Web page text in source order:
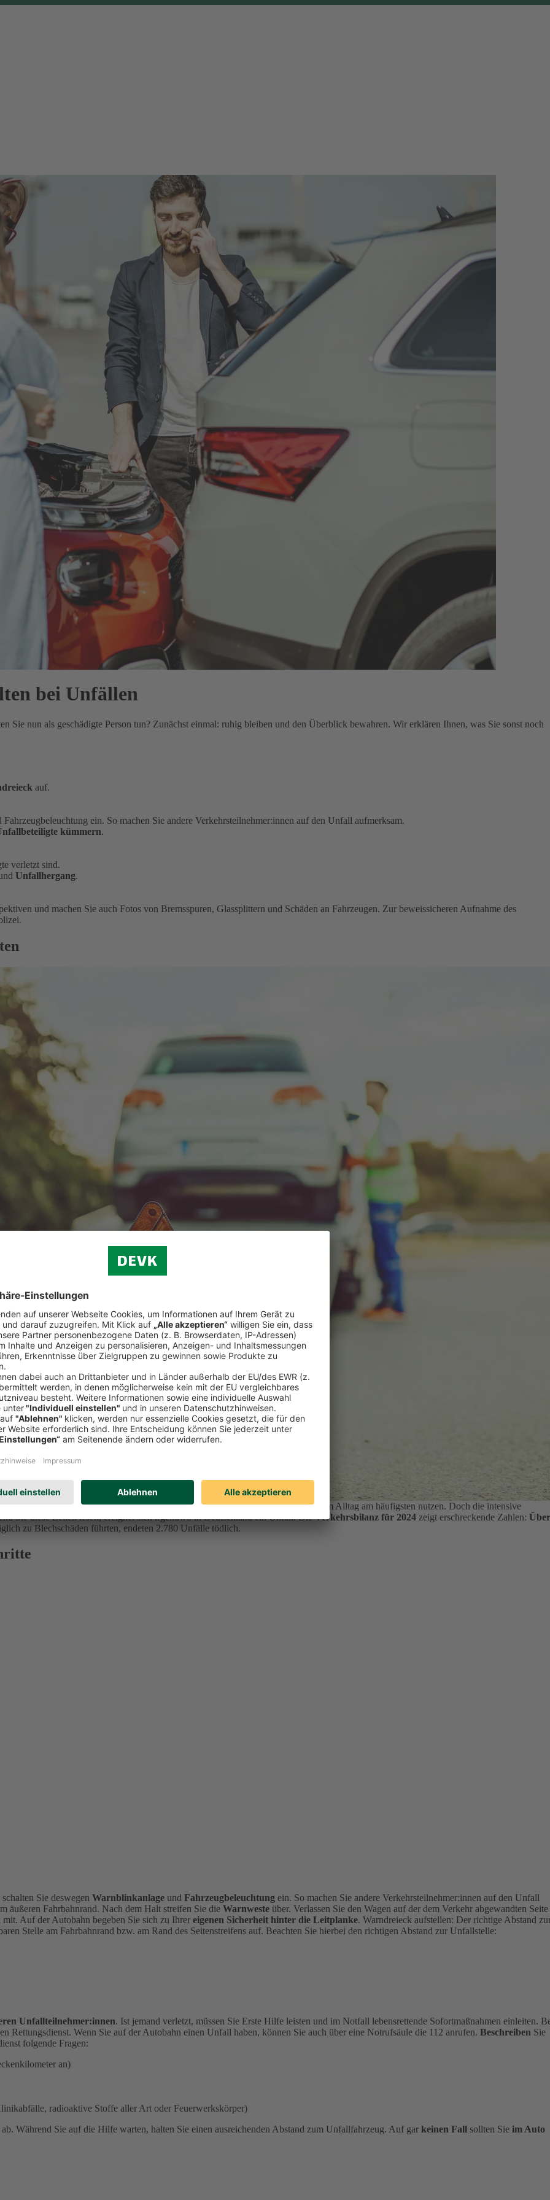
bei Unfällen
Sie nun als geschädigte Person tun? Zunächst einmal: ruhig bleiben und den Überblick bewahren. Wir erklären Ihnen, was Sie sonst noch
auf.
ein. So machen Sie andere Verkehrsteilnehmer:innen auf den Unfall aufmerksam.
kümmern.
verletzt sind.
Unfallhergang.
und machen Sie auch Fotos von Bremsspuren, Glassplittern und Schäden an Fahrzeugen. Zur beweissicheren Aufnahme des
TÜV-Studie aus dem Jahr 2024 ergab, dass 68 Prozent der Befragten ihr Auto im Alltag am häufigsten nutzen. Doch die intensive
Sie diese Zeilen lesen, ereignet sich irgendwo in Deutschland ein Unfall. DieVerkehrsbilanz für 2024 zeigt erschreckende Zahlen: Über
zu Blechschäden führten, endeten 2.780 Unfälle tödlich.
Sie deswegen Warnblinkanlage und Fahrzeugbeleuchtung ein. So machen Sie andere Verkehrsteilnehmer:innen auf den Unfall
äußeren Fahrbahnrand. Nach dem Halt streifen Sie die Warnweste über. Verlassen Sie den Wagen auf der dem Verkehr abgewandten Seite
Auf der Autobahn begeben Sie sich zu Ihrer eigenen Sicherheit hinter die Leitplanke. Warndreieck aufstellen: Der richtige Abstand
Stelle am Fahrbahnrand bzw. am Rand des Seitenstreifens auf. Beachten Sie hierbei den richtigen Abstand zur Unfallstelle:
Unfallteilnehmer:innen. Ist jemand verletzt, müssen Sie Erste Hilfe leisten und im Notfall lebensrettende Sofortmaßnahmen einleiten.
Rettungsdienst. Wenn Sie auf der Autobahn einen Unfall haben, können Sie auch über eine Notrufsäule die 112 anrufen. Beschreiben Sie
folgende Fragen:
an)
radioaktive Stoffe aller Art oder Feuerwerkskörper)
ab. Während Sie auf die Hilfe warten, halten Sie einen ausreichenden Abstand zum Unfallfahrzeug. Auf gar keinen Fall sollten Sie im Auto